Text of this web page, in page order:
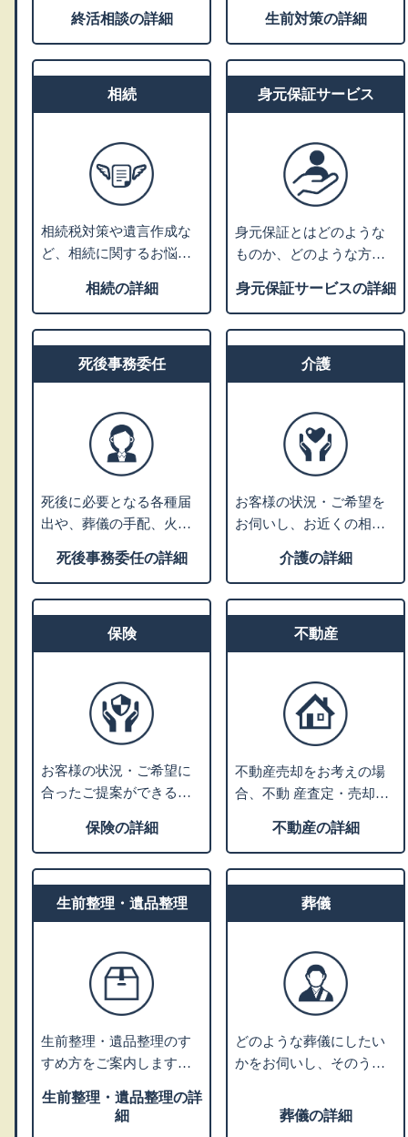
し、いつでも相談できる
コンシェルジュとなりま
終活相談の詳細
来の相続・税金・死後の
生前対策の詳細
相続
相続税対策や遺言作成な
ど、相続に関するお悩み
応じて、グループの弁護
士または税理士による個
相続の詳細
身元保証サービス
身元保証とはどのような
ものか、どのような方に
サポートの内容や費用に
は対象外です。
身元保証サービスの詳細
死後事務委任
死後に必要となる各種届
出や、葬儀の手配、火
の解約、遺品整理などの
者様のご希望に沿ったプ
ランニングを行い、グル
前契約を行います。
死後事務委任の詳細
介護
お客様の状況・ご希望を
お伺いし、お近くの相談
ーム・介護施設の特色な
は、費用やサービスや施
設の雰囲気などからお客
紹介します。
介護の詳細
保険
お客様の状況・ご希望に
合ったご提案ができる保
老後資産のライフプラン
ニングや相続税対策など
す。
保険の詳細
不動産
不動産売却をお考えの場
合、不動 産査定・売却業
者へお取次ぎをさせてい
ただきます。家や土地を
かなどお困りの場合、不
動産活用や処分について
の専門家をご紹介しま
不動産の詳細
生前整理・遺品整理
生前整理・遺品整理のす
すめ方をご案内します。
は、優良業者をご紹介し
生前整理・遺品整理の詳
細
葬儀
どのような葬儀にしたい
かをお伺いし、そのうえ
やご希望の叶う葬儀社を
葬儀の詳細